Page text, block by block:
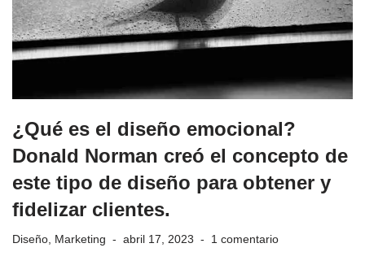
¿Qué es el diseño emocional?
Donald Norman creó el concepto de
este tipo de diseño para obtener y
fidelizar clientes.
Diseño Marketing abril 17, 2023 1 comentario